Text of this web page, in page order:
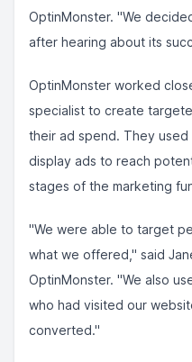
OptinMonster. "We
after hearing about its
OptinMonster worked
specialist to create
their ad spend. They
display ads to reach
stages of the marketing
"We were able to target
what we offered," said
OptinMonster. "We also
who had visited our
converted."